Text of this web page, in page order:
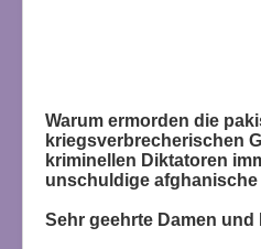
Warum ermorden die
kriegsverbrecherischen
kriminellen Diktatoren
unschuldige afghanische
Sehr geehrte Damen und